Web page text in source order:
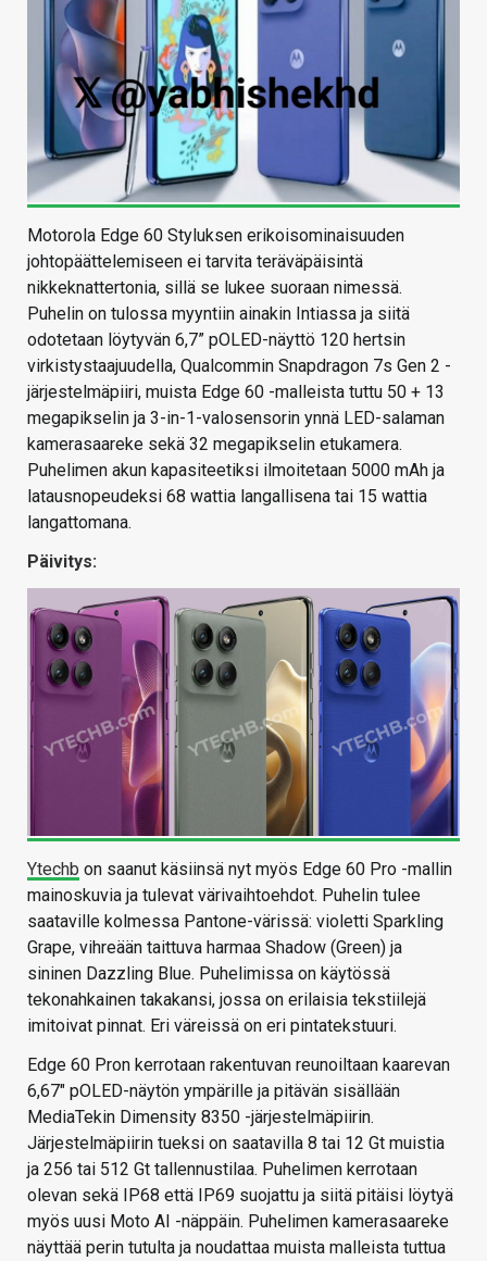
Motorola Edge 60 Styluksen erikoisominaisuuden
johtopäättelemiseen ei tarvita teräväpäisintä
nikkeknattertonia, sillä se lukee suoraan nimessä.
Puhelin on tulossa myyntiin ainakin Intiassa ja siitä
odotetaan löytyvän 6,7” pOLED-näyttö 120 hertsin
virkistystaajuudella, Qualcommin Snapdragon 7s Gen 2 -
järjestelmäpiiri, muista Edge 60 -malleista tuttu 50 + 13
megapikselin ja 3-in-1-valosensorin ynnä LED-salaman
kamerasaareke sekä 32 megapikselin etukamera.
Puhelimen akun kapasiteetiksi ilmoitetaan 5000 mAh ja
latausnopeudeksi 68 wattia langallisena tai 15 wattia
langattomana.
Päivitys:
Ytechb on saanut käsiinsä nyt myös Edge 60 Pro -mallin
mainoskuvia ja tulevat värivaihtoehdot. Puhelin tulee
saataville kolmessa Pantone-värissä: violetti Sparkling
Grape, vihreään taittuva harmaa Shadow (Green) ja
sininen Dazzling Blue. Puhelimissa on käytössä
tekonahkainen takakansi, jossa on erilaisia tekstiilejä
imitoivat pinnat. Eri väreissä on eri pintatekstuuri.
Edge 60 Pron kerrotaan rakentuvan reunoiltaan kaarevan
6,67″ pOLED-näytön ympärille ja pitävän sisällään
MediaTekin Dimensity 8350 -järjestelmäpiirin.
Järjestelmäpiirin tueksi on saatavilla 8 tai 12 Gt muistia
ja 256 tai 512 Gt tallennustilaa. Puhelimen kerrotaan
olevan sekä IP68 että IP69 suojattu ja siitä pitäisi löytyä
myös uusi Moto AI -näppäin. Puhelimen kamerasaareke
näyttää perin tutulta ja noudattaa muista malleista tuttua